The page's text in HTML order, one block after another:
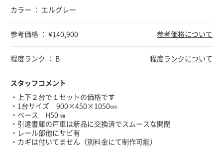
カラー ： エルグレー
参考価格 ： ¥140,900 参考価格について
程度ランク ： B 程度ランクについて
スタッフコメント
・上下２台で１セットの価格です
・1台サイズ 900×450×1050㎜
・ベース H50㎜
・引違書庫の戸車は新品に交換済でスムースな開閉
・レール部他にサビ有
・カギは付いてません（別料金にて制作可能）